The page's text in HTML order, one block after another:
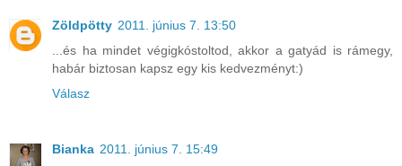
Zöldpötty 2011. június 7. 13:50
...és ha mindet végigkóstoltod, akkor a gatyád is rámegy,
habár biztosan kapsz egy kis kedvezményt:)
Válasz
Bianka 2011. június 7. 15:49